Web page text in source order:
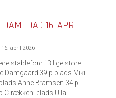
16. APRIL
16. april 2026
stableford i 3 lige store
Damgaard 39 p plads Miki
Anne Bramsen 34 p
C-rækken: plads Ulla